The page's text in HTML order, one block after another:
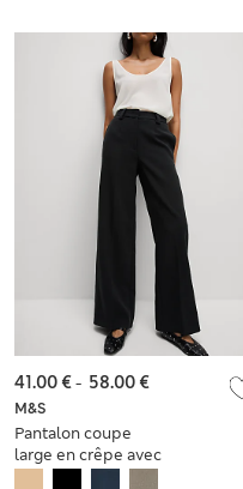
M&S
Pantalon coupe
large en crêpe avec
41.00 €- 58.00 €